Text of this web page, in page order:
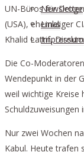
Newsletter
Links
Impressum
UN-Büros für
(USA), ehemaliger
Khalid Lattif,
Die Co-
Wendepunkt in der
weil wichtige Kreise
Nur zwei Wochen
Kabul. Heute trafen